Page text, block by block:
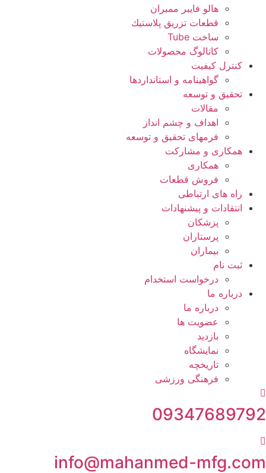
هالو فایبر ممبران
قطعات تزريق پلاستيك
ساخت Tube
کاتالوگ محصولات
کنترل کیفیت
گواهينامه و استانداردها
تحقيق و توسعه
مقالات
اهداف و چشم انداز
فرمهای تحقیق و توسعه
همکاری و مشارکت
همکاری
فروش قطعات
راه های ارتباطی
انتقادات و پيشنهادات
پزشكان
پرستاران
بيماران
ثبت نام
درخواست استخدام
درباره ما
درباره ما
عضویت ها
بازدید
نمایشگاه
تاريخچه
فرهنگی ورزشی
09347689792
info@mahanmed-mfg.com